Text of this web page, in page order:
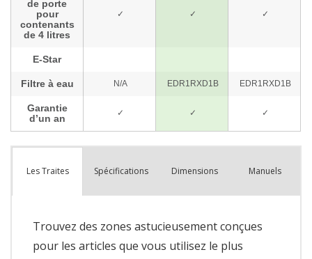
Les Traites Spécifications Dimensions Manuels
Trouvez des zones astucieusement conçues
pour les articles que vous utilisez le plus